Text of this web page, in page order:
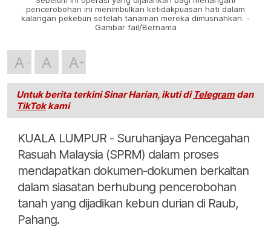
pencerobohan ini menimbulkan ketidakpuasan hati dalam
kalangan pekebun setelah tanaman mereka dimusnahkan. -
Gambar fail/Bernama
A A A
Untuk berita terkini Sinar Harian, ikuti di Telegramdan
TikTokkami
KUALA LUMPUR - Suruhanjaya Pencegahan
Rasuah Malaysia (SPRM) dalam proses
mendapatkan dokumen-dokumen berkaitan
dalam siasatan berhubung pencerobohan
tanah yang dijadikan kebun durian di Raub,
Pahang.